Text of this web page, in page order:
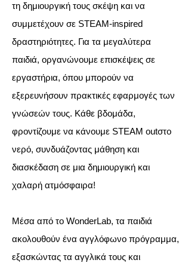
τη δημιουργική τους σκέψη και να
συμμετέχουν σε STEAM-inspired
δραστηριότητες. Για τα μεγαλύτερα
παιδιά, οργανώνουμε επισκέψεις σε
εργαστήρια, όπου μπορούν να
εξερευνήσουν πρακτικές εφαρμογές των
γνώσεών τους. Κάθε βδομάδα,
φροντίζουμε να κάνουμε STEAM outστο
νερό, συνδυάζοντας μάθηση και
διασκέδαση σε μια δημιουργική και
χαλαρή ατμόσφαιρα!
Μέσα από το WonderLab, τα παιδιά
ακολουθούν ένα αγγλόφωνο πρόγραμμα,
εξασκώντας τα αγγλικά τους και